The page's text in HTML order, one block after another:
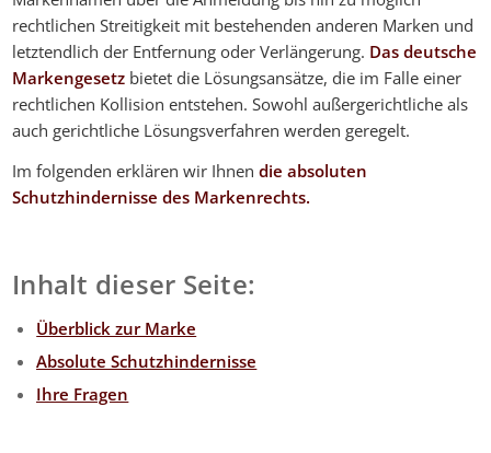
rechtlichen Streitigkeit mit bestehenden anderen Marken und
letztendlich der Entfernung oder Verlängerung. Das deutsche
Markengesetz bietet die Lösungsansätze, die im Falle einer
rechtlichen Kollision entstehen. Sowohl außergerichtliche als
auch gerichtliche Lösungsverfahren werden geregelt.
Im folgenden erklären wir Ihnen die absoluten
Schutzhindernisse des Markenrechts.
Inhalt dieser Seite:
Überblick zur Marke
Absolute Schutzhindernisse
Ihre Fragen